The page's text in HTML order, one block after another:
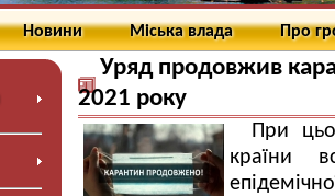
Новини Міська влада Про
Уряд продовжив
2021 року
При
країни